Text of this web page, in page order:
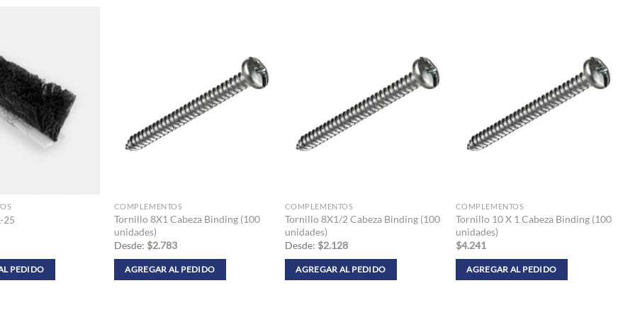
25
PEDIDO
COMPLEMENTOS
Tornillo 8X1 Cabeza Binding (100
unidades)
Desde: $2.783
AGREGAR AL PEDIDO
COMPLEMENTOS
Tornillo 8X1/2 Cabeza Binding (100
unidades)
Desde: $2.128
AGREGAR AL PEDIDO
COMPLEMENTOS
Tornillo 10 X 1 Cabeza Binding (100
unidades)
$4.241
AGREGAR AL PEDIDO